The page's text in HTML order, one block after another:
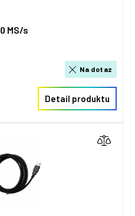
0 MS/s
Na dotaz
Detail produktu